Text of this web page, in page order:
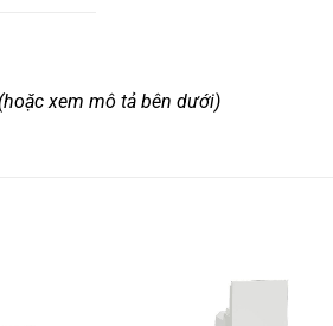
(hoặc xem mô tả bên dưới)